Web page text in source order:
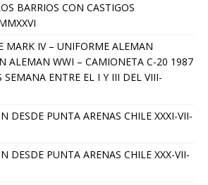
BARRIOS CON CASTIGOS
MARK IV – UNIFORME ALEMAN
ALEMAN WWI – CAMIONETA C-20 1987
SEMANA ENTRE EL I Y III DEL VIII-
DESDE PUNTA ARENAS CHILE XXXI-VII-
DESDE PUNTA ARENAS CHILE XXX-VII-